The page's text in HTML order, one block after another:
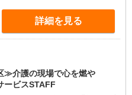
詳細を見る
≫介護の現場で心を燃や
ービスSTAFF